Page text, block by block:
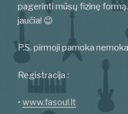
pagerinti mūsų fizinę
jaučia! 😉
P.S. pirmoji pamoka
Registracija :
• www.fasoul.lt